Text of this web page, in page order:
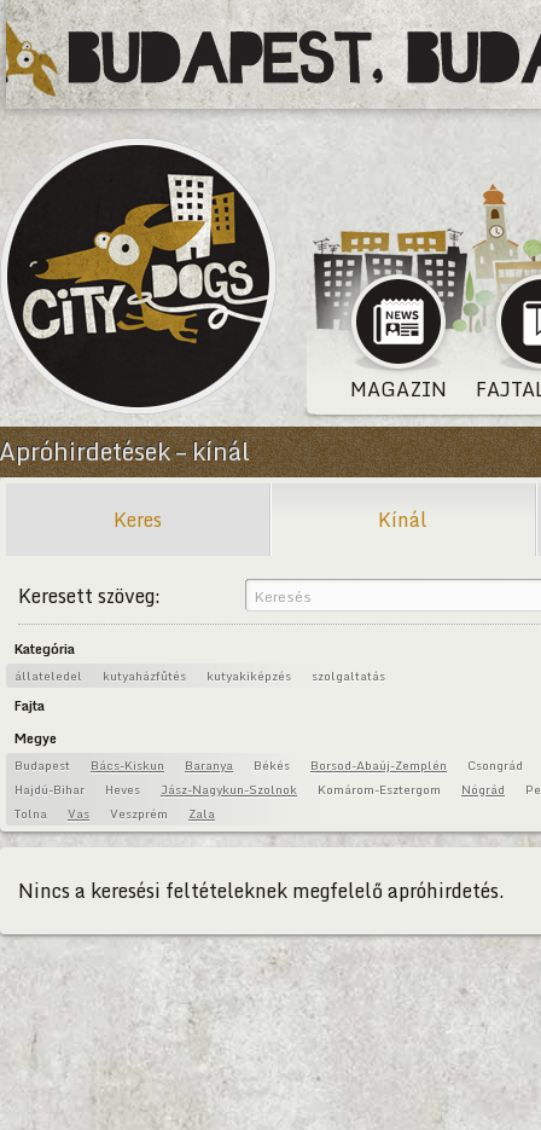
MAGAZIN
Apróhirdetések – kínál
Keres Kínál
Keresett szöveg:
Kategória
állateledel kutyaházfűtés kutyakiképzés szolgaltatás
Fajta
Megye
Budapest Bács-Kiskun Baranya Békés Borsod-Abaúj-Zemplén
Csongrád
Hajdú-Bihar
Heves Jász-Nagykun-Szolnok Komárom-Esztergom Nógrád
Tolna
Vas Veszprém Zala
Nincs a keresési feltételeknek megfelelő apróhirdetés.